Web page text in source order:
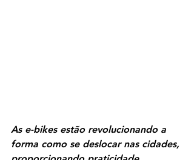
As e-bikes estão revolucionando a
forma como se deslocar nas cidades,